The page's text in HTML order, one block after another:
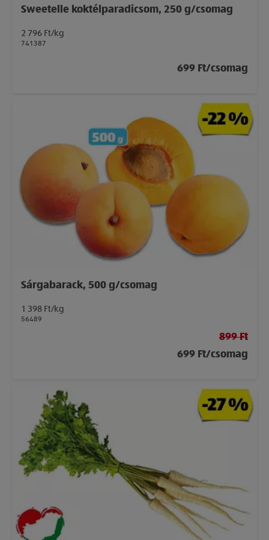
Sweetelle koktélparadicsom, 250 g/csomag
2 796 Ft/kg
741387
699 Ft/csomag
Sárgabarack, 500 g/csomag
1 398 Ft/kg
56489
899 Ft
699 Ft/csomag